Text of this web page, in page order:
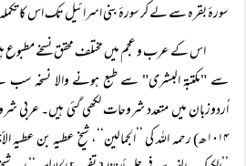
سورۂ بقرہ سے لے کر سورۂ بنی اسرائیل تک اس کا
اس کے عرب و عجم میں مختلف محقق نسخے مطبوع
سے "مکتبۃ البشری" سے طبع ہونے والا نسخہ
اُردوزبان میں متعدد شروحات لکھی گئی ہیں۔ عربی
۱۰۱۴ھ) رحمہ اللہ کی ’’الجمالین‘‘، شیخ عطیہ بن عطیہ الأجهوری